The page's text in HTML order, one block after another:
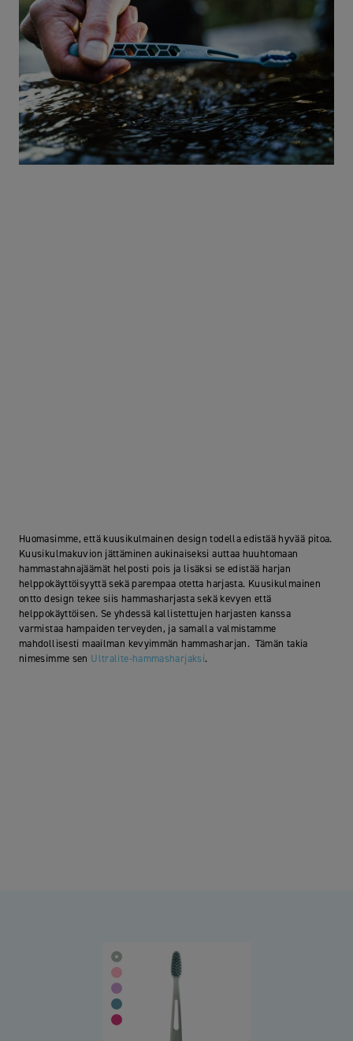
Huomasimme, että kuusikulmainen design todella edistää hyvää pitoa.
Kuusikulmakuvion jättäminen aukinaiseksi auttaa huuhtomaan
hammastahnajäämät helposti pois ja lisäksi se edistää harjan
helppokäyttöisyyttä sekä parempaa otetta harjasta. Kuusikulmainen
ontto design tekee siis hammasharjasta sekä kevyen että
helppokäyttöisen. Se yhdessä kallistettujen harjasten kanssa
varmistaa hampaiden terveyden, ja samalla valmistamme
mahdollisesti maailman kevyimmän hammasharjan. Tämän takia
nimesimme sen Ultralite-hammasharjaksi.